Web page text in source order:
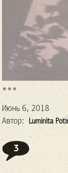
***
Июнь 6, 2018
Автор:
Luminita
3